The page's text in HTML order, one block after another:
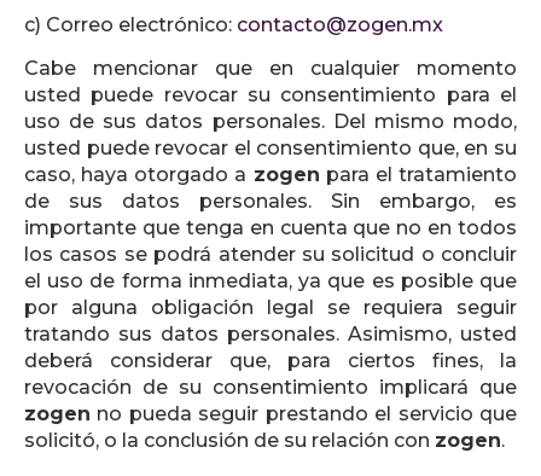
c) Correo electrónico: contacto@zogen.mx
Cabe mencionar que en cualquier momento
usted puede revocar su consentimiento para el
uso de sus datos personales. Del mismo modo,
usted puede revocar el consentimiento que, en su
caso, haya otorgado a zogen para el tratamiento
de sus datos personales. Sin embargo, es
importante que tenga en cuenta que no en todos
los casos se podrá atender su solicitud o concluir
el uso de forma inmediata, ya que es posible que
por alguna obligación legal se requiera seguir
tratando sus datos personales. Asimismo, usted
deberá considerar que, para ciertos fines, la
revocación de su consentimiento implicará que
zogen no pueda seguir prestando el servicio que
solicitó, o la conclusión de su relación con zogen.